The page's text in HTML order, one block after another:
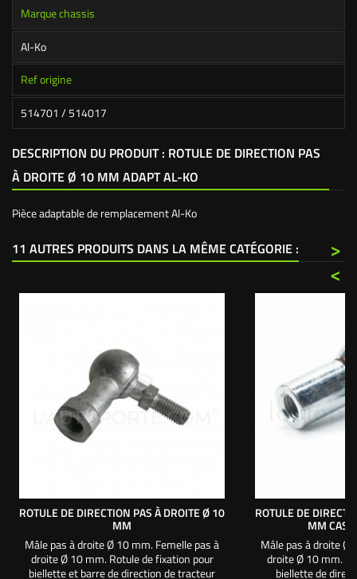
Marque chassis
Al-Ko
Ref origine
514701 / 514017
DESCRIPTION DU PRODUIT : ROTULE DE DIRECTION PAS
À DROITE Ø 10 MM ADAPT AL-KO
Pièce adaptable de remplacement Al-Ko
11 AUTRES PRODUITS DANS LA MÊME CATÉGORIE :
>
<
ROTULE DE DIRECTION PAS À DROITE Ø 10
MM
Mâle pas à droite Ø 10 mm. Femelle pas à
droite Ø 10 mm. Rotule de fixation pour
biellette et barre de direction de tracteur
ROTULE DE
MM
Mâle pas à droite Ø
droite Ø 10 mm.
biellette de